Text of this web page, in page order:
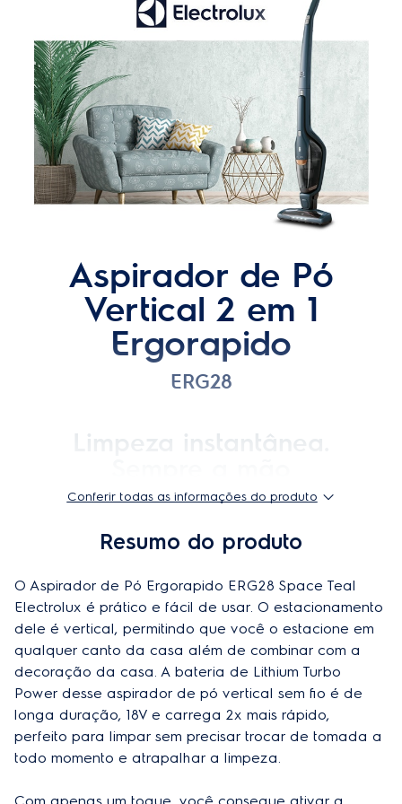
Bocal para cantos e frestas
Capacidade total do reservatório (L)
Quantidade por caixa master
Reservatório transparente
Velocidades
Unidade de mão (2 em 1)
Capacidade total do reservatório (ml)
Duração da bateria em funcionamento na potência máxima
Duração da bateria em funcionamento na potência mínima
Especificações técnicas
Modelo
Altura do produto 114,5 cm
Largura do produto 26,5 cm
Profundidade do produto
Conferir todas as informações do produto
Resumo do produto
O Aspirador de Pó Ergorapido ERG28 Space Teal
Electrolux é prático e fácil de usar. O estacionamento
dele é vertical, permitindo que você o estacione em
qualquer canto da casa além de combinar com a
decoração da casa. A bateria de Lithium Turbo
Power desse aspirador de pó vertical sem fio é de
longa duração, 18V e carrega 2x mais rápido,
perfeito para limpar sem precisar trocar de tomada a
todo momento e atrapalhar a limpeza.